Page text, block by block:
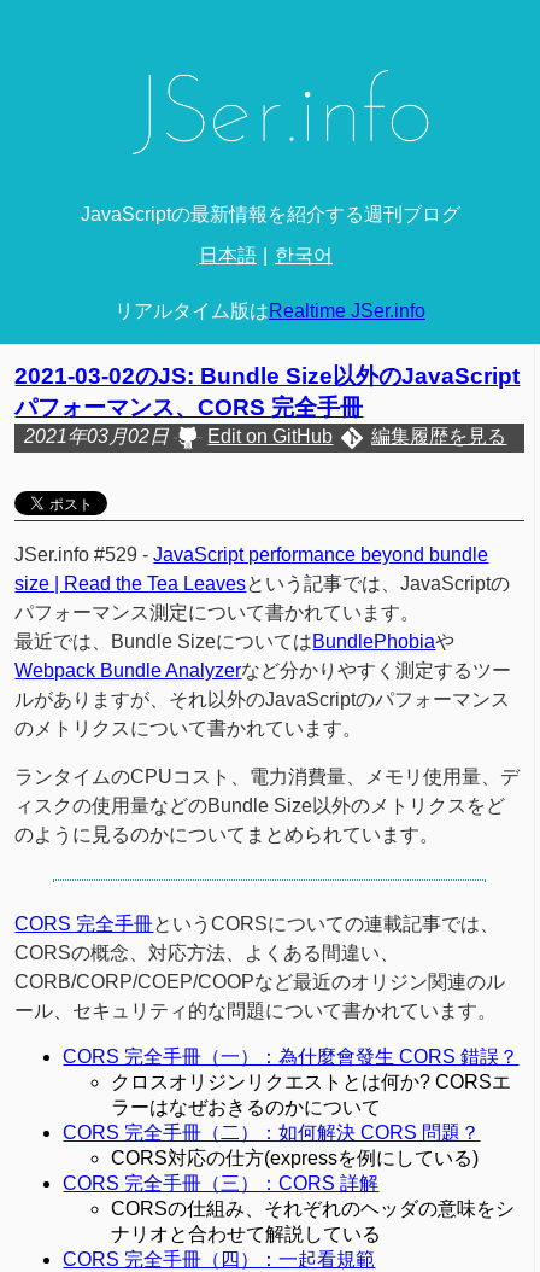
JavaScriptの最新情報を紹介する週刊ブログ
日本語 한국어
リアルタイム版はRealtime JSer.info
2021-03-02のJS: Bundle Size以外のJavaScript
パフォーマンス、CORS 完全手冊
2021年03月02日 Edit on GitHub 編集履歴を見る
JSer.info #529 -JavaScript performance beyond bundle
size | Read the Tea Leavesという記事では、JavaScriptの
パフォーマンス測定について書かれています。
最近では、Bundle SizeについてはBundlePhobiaや
Webpack Bundle Analyzerなど分かりやすく測定するツー
ルがありますが、それ以外のJavaScriptのパフォーマンス
のメトリクスについて書かれています。
ランタイムのCPUコスト、電力消費量、メモリ使用量、デ
ィスクの使用量などのBundle Size以外のメトリクスをど
のように見るのかについてまとめられています。
CORS 完全手冊というCORSについての連載記事では、
CORSの概念、対応方法、よくある間違い、
CORB/CORP/COEP/COOPなど最近のオリジン関連のル
ール、セキュリティ的な問題について書かれています。
CORS 完全手冊（一）：為什麼會發生 CORS 錯誤？
クロスオリジンリクエストとは何か? CORSエ
ラーはなぜおきるのかについて
CORS 完全手冊（二）：如何解決 CORS 問題？
CORS対応の仕方(expressを例にしている)
CORS 完全手冊（三）：CORS 詳解
CORSの仕組み、それぞれのヘッダの意味をシ
ナリオと合わせて解説している
CORS 完全手冊（四）：一起看規範